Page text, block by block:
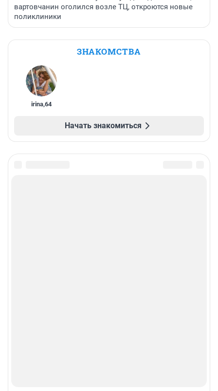
вартовчанин оголился возле ТЦ, откроются новые
поликлиники
ЗНАКОМСТВА
irina,64
Начать знакомиться